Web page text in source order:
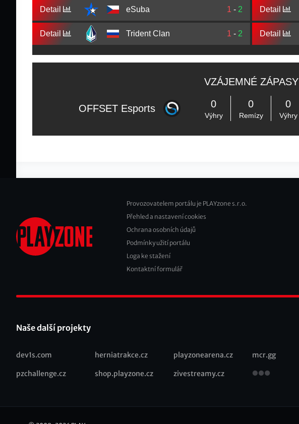
Detail eSuba 1 - 2
Detail Trident Clan 1 - 2
Detail
Detail
VZÁJEMNÉ ZÁPASY
OFFSET Esports 0
Výhry
0
Remízy
0
Výhry
Footer
2
Provozovatelem portálu je PLAYzone s.r.o.
Přehled a nastavení cookies
Ochrana osobních údajů
Podmínky užití portálu
Loga ke stažení
Kontaktní formulář
Naše další projekty
Recommended
dev1s.com herniatrakce.cz playzonearena.cz mcr.gg
pzchallenge.cz shop.playzone.cz zivestreamy.cz